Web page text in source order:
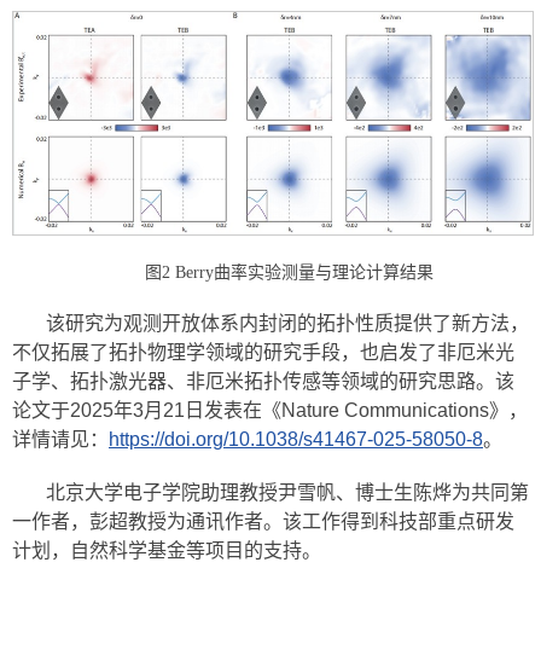
图2 Berry曲率实验测量与理论计算结果
该研究为观测开放体系内封闭的拓扑性质提供了新方法，
不仅拓展了拓扑物理学领域的研究手段，也启发了非厄米光
子学、拓扑激光器、非厄米拓扑传感等领域的研究思路。该
论文于2025年3月21日发表在《Nature Communications》，
详情请见：
https://doi.org/10.1038/s41467-025-58050-8。
北京大学电子学院助理教授尹雪帆、博士生陈烨为共同第
一作者，彭超教授为通讯作者。该工作得到科技部重点研发
计划，自然科学基金等项目的支持。